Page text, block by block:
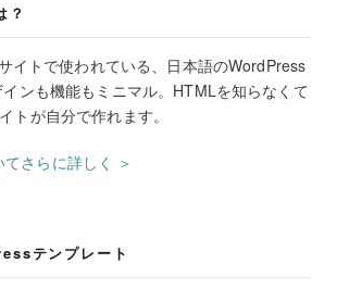
イトで使われている、日本語のWordPress
ンも機能もミニマル。HTMLを知らなくて
トが自分で作れます。
さらに詳しく ＞
テンプレート